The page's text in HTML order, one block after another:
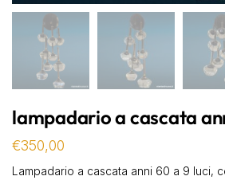
lampadario a cascata
€350,00
Lampadario a cascata anni 60 a 9 luci,